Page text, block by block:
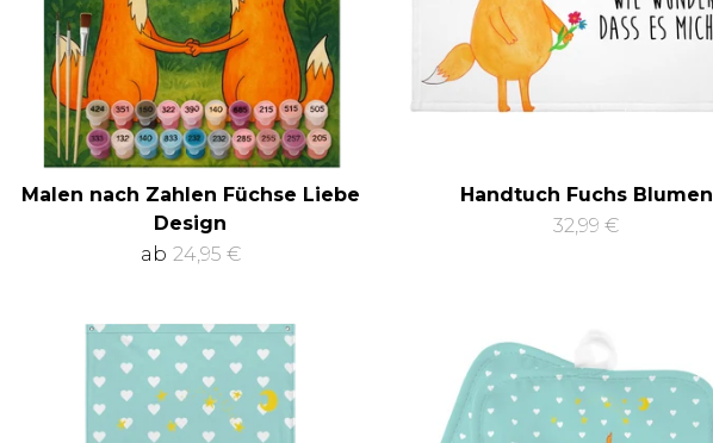
Malen nach Zahlen Füchse Liebe
Design
ab 24,95 €
Handtuch Fuchs Blumen
32,99 €